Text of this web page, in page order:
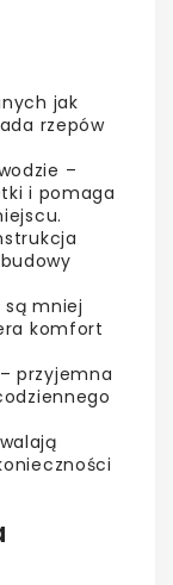
jak
rzepów
–
i pomaga
mniej
komfort
przyjemna